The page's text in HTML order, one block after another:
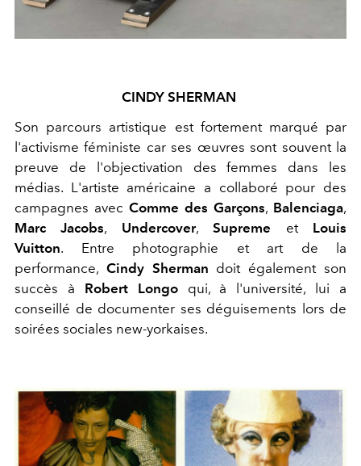
CINDY SHERMAN
Son parcours artistique est fortement marqué par
l'activisme féministe car ses œuvres sont souvent la
preuve de l'objectivation des femmes dans les
médias. L'artiste américaine a collaboré pour des
campagnes avec Comme des Garçons, Balenciaga,
Marc Jacobs, Undercover,Supreme et Louis
Vuitton. Entre photographie et art de la
performance, Cindy Sherman doit également son
succès à Robert Longoqui, à l'université, lui a
conseillé de documenter ses déguisements lors de
soirées sociales new-yorkaises.